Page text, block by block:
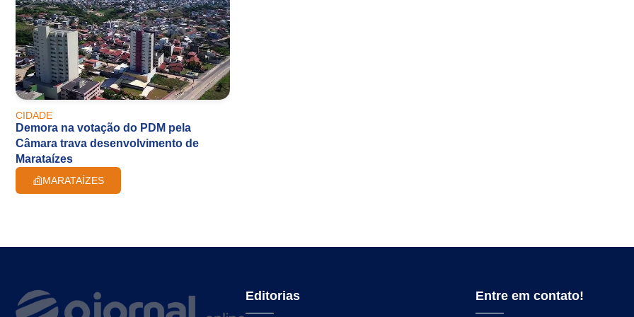
CIDADE
Demora na votação do PDM pela
Câmara trava desenvolvimento de
Marataízes
MARATAÍZES
Editorias Entre em contato!